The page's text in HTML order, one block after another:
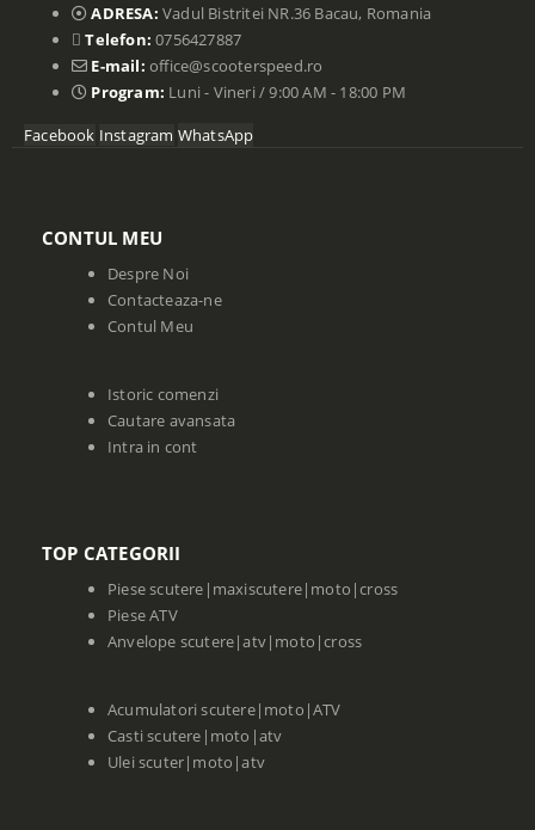
ADRESA: Vadul Bistritei NR.36 Bacau, Romania
Telefon: 0756427887
E-mail: office@scooterspeed.ro
Program: Luni - Vineri / 9:00 AM - 18:00 PM
Facebook Instagram WhatsApp
CONTUL MEU
Despre Noi
Contacteaza-ne
Contul Meu
Istoric comenzi
Cautare avansata
Intra in cont
TOP CATEGORII
Piese scutere|maxiscutere|moto|cross
Piese ATV
Anvelope scutere|atv|moto|cross
Acumulatori scutere|moto|ATV
Casti scutere|moto|atv
Ulei scuter|moto|atv